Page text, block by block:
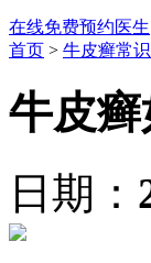
在线免费预约医生
首页 > 牛皮癣常识
牛皮
日期：